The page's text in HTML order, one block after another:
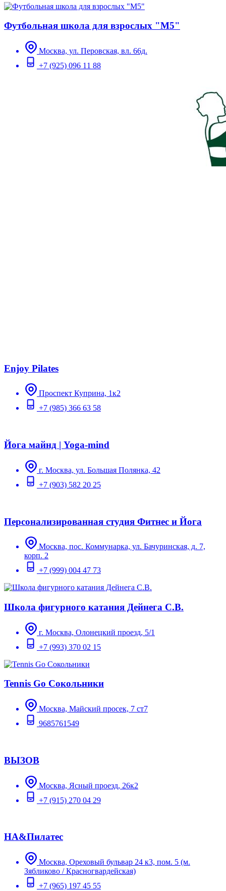
Футбольная школа для взрослых "М5"
Москва, ул. Перовская, вл. 66д.
+7 (925) 096 11 88
Enjoy Pilates
Проспект Куприна, 1к2
+7 (985) 366 63 58
Йога майнд | Yoga-mind
г. Москва, ул. Большая Полянка, 42
+7 (903) 582 20 25
Персонализированная студия Фитнес и Йога
Москва, пос. Коммунарка, ул. Бачуринская, д. 7,
корп. 2
+7 (999) 004 47 73
Школа фигурного катания Дейнега С.В.
г. Москва, Олонецкий проезд, 5/1
+7 (993) 370 02 15
Tennis Go Сокольники
Москва, Майский просек, 7 ст7
9685761549
ВЫЗОВ
Москва, Ясный проезд, 26к2
+7 (915) 270 04 29
НА&Пилатес
Москва, Ореховый бульвар 24 к3, пом. 5 (м.
Зябликово / Красногвардейская)
+7 (965) 197 45 55